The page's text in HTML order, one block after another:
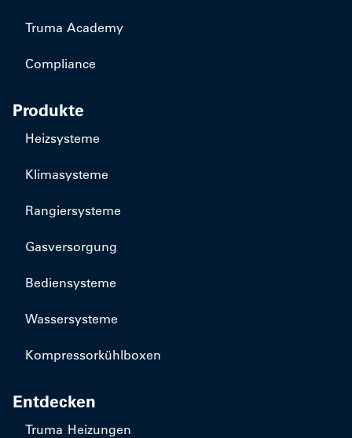
Truma Academy
Compliance
Produkte
Heizsysteme
Klimasysteme
Rangiersysteme
Gasversorgung
Bediensysteme
Wassersysteme
Kompressorkühlboxen
Entdecken
Truma Heizungen